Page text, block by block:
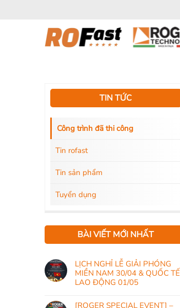
TIN TỨC
Công trình đã thi công
Tin rofast
Tin sản phẩm
Tuyển dụng
BÀI VIẾT MỚI NHẤT
LỊCH NGHỈ LỄ GIẢI PHÓNG
MIỀN NAM 30/04 & QUỐC TẾ
LAO ĐỘNG 01/05
[ROGER SPECIAL EVENT] –